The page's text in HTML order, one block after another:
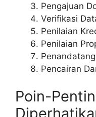
Pengajuan
Verifikasi
Penilaian
Penilaian
Pencairan
Poin-